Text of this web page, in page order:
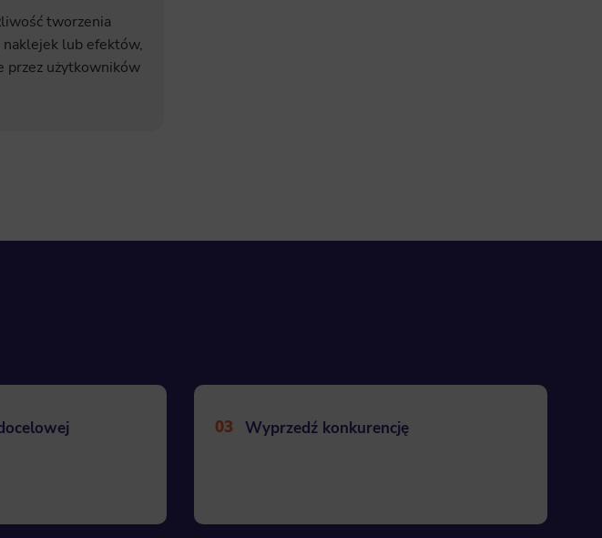
tworzenia
lub efektów,
przez użytkowników
03 Wyprzedź konkurencję